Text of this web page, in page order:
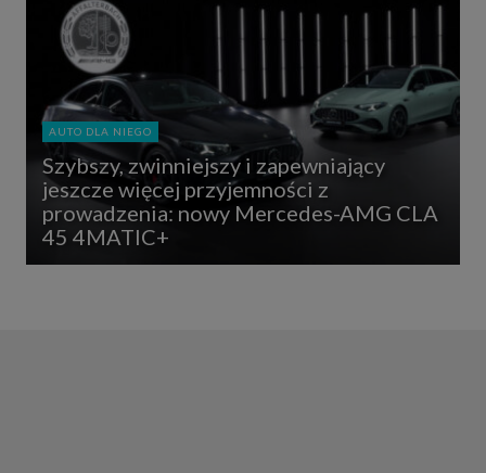
AUTO DLA NIEGO
Szybszy, zwinniejszy i zapewniający
jeszcze więcej przyjemności z
prowadzenia: nowy Mercedes-AMG CLA
45 4MATIC+